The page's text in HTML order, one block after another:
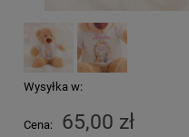
Wysyłka w:
Cena: 65,00 zł